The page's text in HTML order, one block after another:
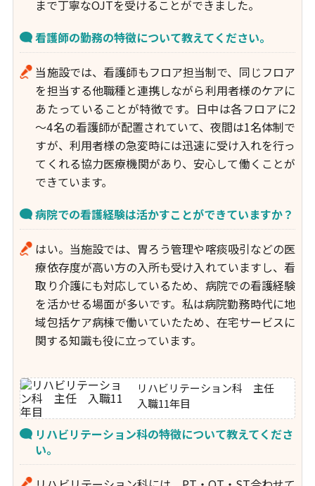
まで丁寧なOJTを受けることができました。
看護師の勤務の特徴について教えてください。
当施設では、看護師もフロア担当制で、同じフロア
を担当する他職種と連携しながら利用者様のケアに
あたっていることが特徴です。日中は各フロアに2
～4名の看護師が配置されていて、夜間は1名体制で
すが、利用者様の急変時には迅速に受け入れを行っ
てくれる協力医療機関があり、安心して働くことが
できています。
病院での看護経験は活かすことができていますか？
はい。当施設では、胃ろう管理や喀痰吸引などの医
療依存度が高い方の入所も受け入れていますし、看
取り介護にも対応しているため、病院での看護経験
を活かせる場面が多いです。私は病院勤務時代に地
域包括ケア病棟で働いていたため、在宅サービスに
関する知識も役に立っています。
リハビリテーション科 主任
入職11年目
リハビリテーション科の特徴について教えてくださ
い。